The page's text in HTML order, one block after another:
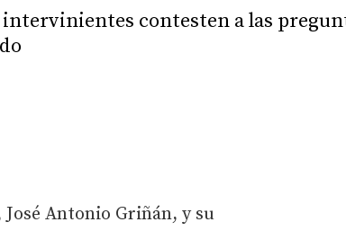
intervinientes contesten a las
Antonio Griñán, y su